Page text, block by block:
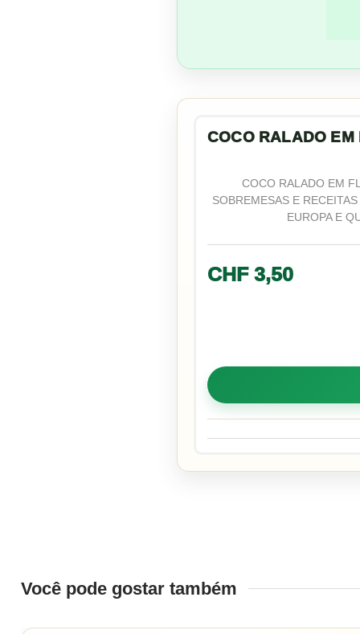
COCO RALADO EM
COCO RALADO EM
SOBREMESAS E
EUROPA E
CHF3,50
Você pode gostar também